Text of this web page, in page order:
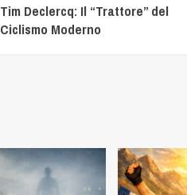
Tim Declercq: Il “Trattore” del
Ciclismo Moderno